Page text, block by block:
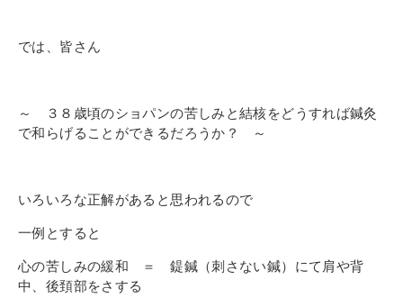
では、皆さん
～ ３８歳頃のショパンの苦しみと結核をどうすれば鍼灸
で和らげることができるだろうか？ ～
いろいろな正解があると思われるので
一例とすると
心の苦しみの緩和 ＝ 鍉鍼（刺さない鍼）にて肩や背
中、後頚部をさする